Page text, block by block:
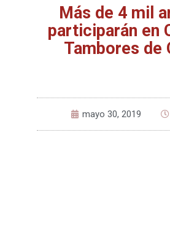
Más de 4 mil
participarán en
Tambores de
mayo 30, 2019